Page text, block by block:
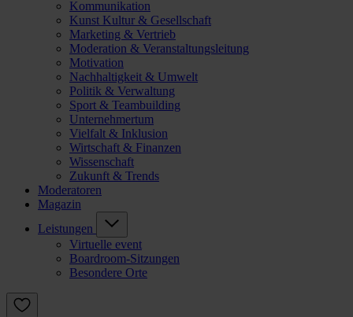
Kommunikation
Kunst Kultur & Gesellschaft
Marketing & Vertrieb
Moderation & Veranstaltungsleitung
Motivation
Nachhaltigkeit & Umwelt
Politik & Verwaltung
Sport & Teambuilding
Unternehmertum
Vielfalt & Inklusion
Wirtschaft & Finanzen
Wissenschaft
Zukunft & Trends
Moderatoren
Magazin
Leistungen
Virtuelle event
Boardroom-Sitzungen
Besondere Orte